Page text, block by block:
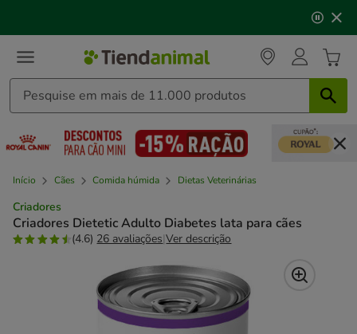
mensagem,
Início Cães Comida húmida Dietas Veterinárias
Criadores
Criadores Dietetic Adulto Diabetes lata para cães
(4.6) 26 avaliações|Ver descrição